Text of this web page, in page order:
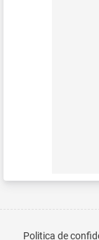
Politica de